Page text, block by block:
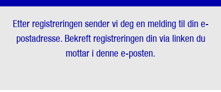
Etter registreringen sender vi deg en melding til din e-
postadresse. Bekreft registreringen din via linken du
mottar i denne e-posten.